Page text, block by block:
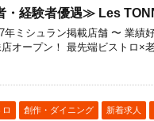
・経験者優遇≫ Les
年ミシュラン掲載店舗 〜 業績
オープン！ 最先端ビストロ×
創作・ダイニング 新着求人